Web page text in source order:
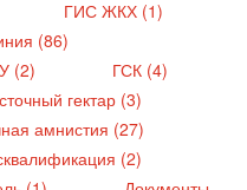
ГИС ЖКХ (1)
(86)
(2)
ГСК (4)
гектар (3)
амнистия (27)
(2)